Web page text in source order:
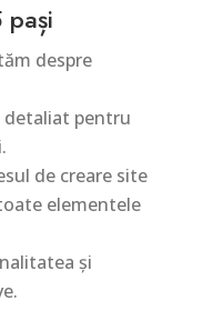
despre
detaliat pentru
de creare site
elementele
și